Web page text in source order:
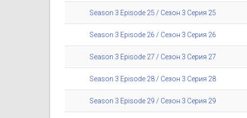
Season 3 Episode 25 / Сезон 3 Серия 25
Season 3 Episode 26 / Сезон 3 Серия 26
Season 3 Episode 27 / Сезон 3 Серия 27
Season 3 Episode 28 / Сезон 3 Серия 28
Season 3 Episode 29 / Сезон 3 Серия 29